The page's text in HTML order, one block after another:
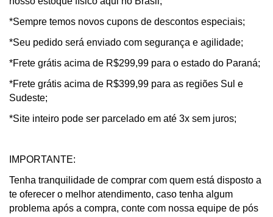
*Sempre temos novos cupons de descontos especiais;
*Seu pedido será enviado com segurança e agilidade;
*Frete grátis acima de R$299,99 para o estado do Paraná;
*Frete grátis acima de R$399,99 para as regiões Sul e
Sudeste;
*Site inteiro pode ser parcelado em até 3x sem juros;
IMPORTANTE:
Tenha tranquilidade de comprar com quem está disposto a
te oferecer o melhor atendimento, caso tenha algum
problema após a compra, conte com nossa equipe de pós